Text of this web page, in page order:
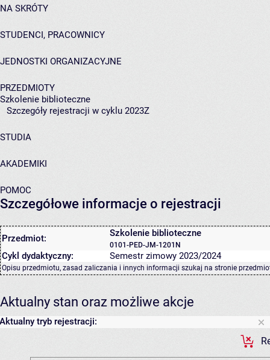
NA SKRÓTY
STUDENCI, PRACOWNICY
JEDNOSTKI ORGANIZACYJNE
PRZEDMIOTY
Szkolenie biblioteczne
Szczegóły rejestracji w cyklu 2023Z
STUDIA
AKADEMIKI
POMOC
Szczegółowe informacje o rejestracji
Przedmiot: Szkolenie biblioteczne
0101-PED-JM-1201N
Cykl dydaktyczny: Semestr zimowy 2023/2024
Opisu przedmiotu, zasad zaliczania i innych informacji szukaj na stronie
Aktualny stan oraz możliwe akcje
Aktualny tryb rejestracji: